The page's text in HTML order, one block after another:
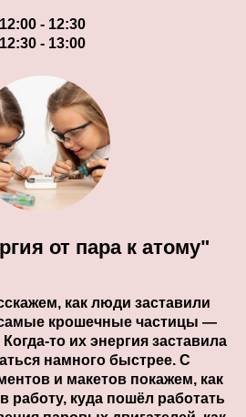
12:00 - 12:30
12:30 - 13:00
от пара к атому"
как люди заставили
самые крошечные частицы —
то их энергия заставила
намного быстрее. С
и макетов покажем, как
работу, куда пошёл работать